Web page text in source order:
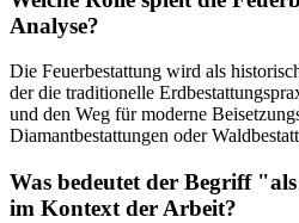
Analyse?
Die Feuerbestattung wird als
der die traditionelle
und den Weg für moderne
Diamantbestattungen oder
Was bedeutet der Begriff
im Kontext der Arbeit?